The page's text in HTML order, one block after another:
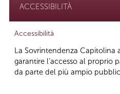
ACCESSIBILITÀ
Accessibilità
La Sovrintendenza Capitolina
garantire l’accesso al proprio
da parte del più ampio